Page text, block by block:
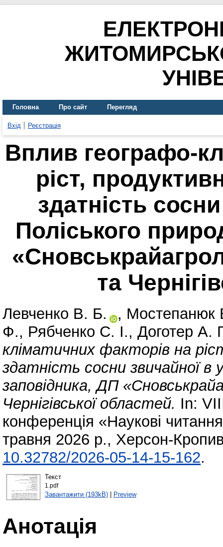
Головна Про сайт Перегляд
Вхід Реєстрація
Вплив географо-
ріст,
здатність
Поліського
та
Левченко В. Б. , Мостепанюк
Ф., Рябченко С. І., Доготер А.
кліматичних факторів на
здатність сосни звичайної в
заповідника, ДП
Чернігівської областей. In:
конференція «Наукові
травня 2026 р., Херсон-
10.32782/2026-05-14-15-162.
Текст
1.pdf
Завантажити (193kB)| Preview
Анотація